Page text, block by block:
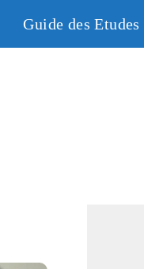
Guide des Etudes